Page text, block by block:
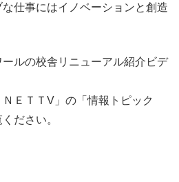
仕事にはイノベーションと創造
ルの校舎リニューアル紹介ビデ
ＥＴＴV」の「情報トピック
ださい。